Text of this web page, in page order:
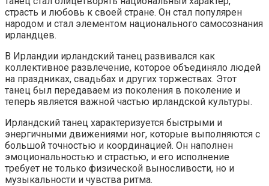
страсть и любовь к своей стране. Он стал популярен
народом и стал элементом национального самосознания
ирландцев.
В Ирландии ирландский танец развивался как
коллективное развлечение, которое объединяло людей
на праздниках, свадьбах и других торжествах. Этот
танец был передаваем из поколения в поколение и
теперь является важной частью ирландской культуры.
Ирландский танец характеризуется быстрыми и
энергичными движениями ног, которые выполняются с
большой точностью и координацией. Он наполнен
эмоциональностью и страстью, и его исполнение
требует не только физической выносливости, но и
музыкальности и чувства ритма.